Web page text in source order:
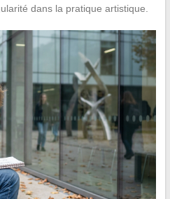
dans la pratique artistique.